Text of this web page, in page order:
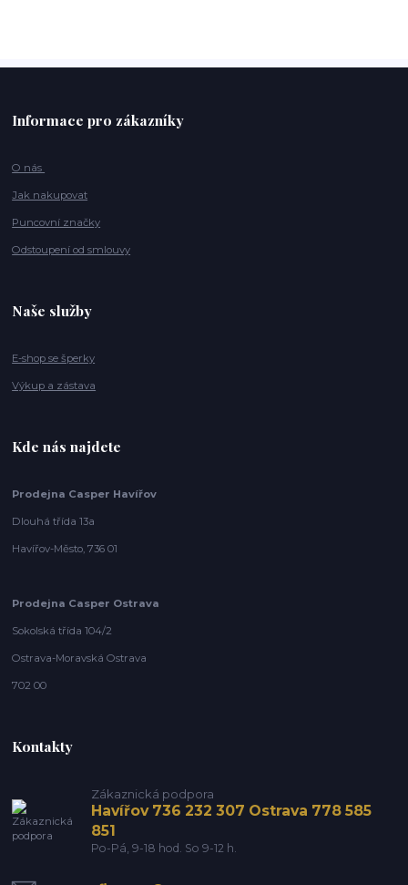
Informace pro zákazníky
O nás
Jak nakupovat
Puncovní značky
Odstoupení od smlouvy
Naše služby
E-shop se šperky
Výkup a zástava
Kde nás najdete
Prodejna Casper Havířov
Dlouhá třída 13a
Havířov-Město, 736 01
Prodejna Casper Ostrava
Sokolská třída 104/2
Ostrava-Moravská Ostrava
702 00
Kontakty
Zákaznická podpora
Havířov 736 232 307 Ostrava 778 585
851
Po-Pá, 9-18 hod. So 9-12 h.